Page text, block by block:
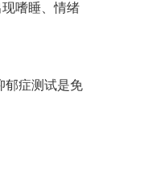
嗜睡、情绪
郁症测试是免